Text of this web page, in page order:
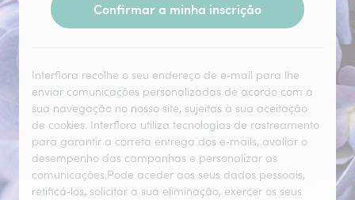
Confirmar a minha inscrição
Interflora recolhe o seu endereço de e‑mail para lhe
enviar comunicações personalizadas de acordo com a
sua navegação no nosso site, sujeitas à sua aceitação
de cookies. Interflora utiliza tecnologias de rastreamento
para garantir a correta entrega dos e‑mails, avaliar o
desempenho das campanhas e personalizar as
comunicações.Pode aceder aos seus dados pessoais,
retificá‑los, solicitar a sua eliminação, exercer os seus